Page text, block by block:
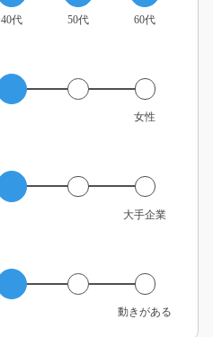
40代 50代 60代
女性
大手企業
動きがある